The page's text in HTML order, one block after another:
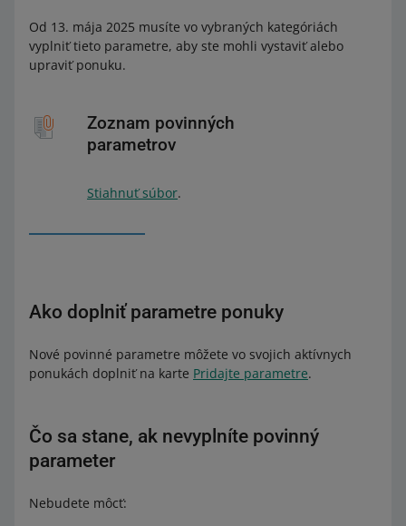
Od 13. mája 2025 musíte vo vybraných kategóriách
vyplniť tieto parametre, aby ste mohli vystaviť alebo
upraviť ponuku.
Zoznam povinných
parametrov
Stiahnuť súbor.
Ako doplniť parametre ponuky
Nové povinné parametre môžete vo svojich aktívnych
ponukách doplniť na karte Pridajte parametre.
Čo sa stane, ak nevyplníte povinný
parameter
Nebudete môcť: